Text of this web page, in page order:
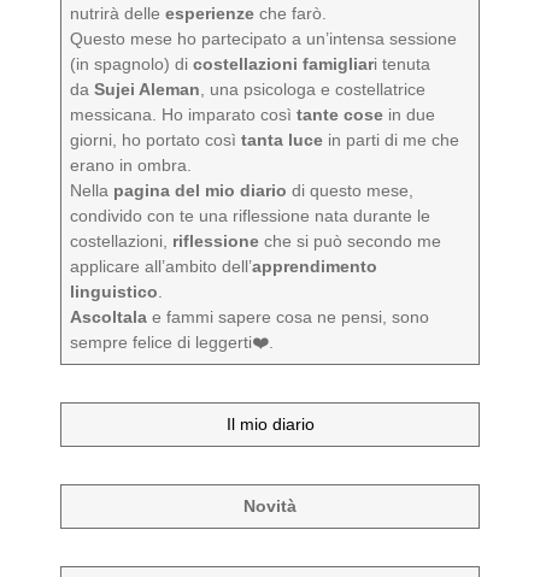
nutrirà delleesperienze che farò.
Questo mese ho partecipato a un’intensa sessione
(in spagnolo) dicostellazioni famigliari tenuta
daSujei Aleman , una psicologa e costellatrice
messicana. Ho imparato cosìtante cose in due
giorni, ho portato cosìtanta luce in parti di me che
erano in ombra.
Nella pagina del mio diario di questo mese,
condivido con te una riflessione nata durante le
costellazioni, riflessione che si può secondo me
applicare all’ambito dell’apprendimento
linguistico
Ascoltala e fammi sapere cosa ne pensi, sono
sempre felice di leggerti❤️.
Il mio diario
Novità